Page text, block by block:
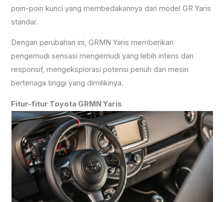
poin-poin kunci yang membedakannya dari model GR Yaris
standar.
Dengan perubahan ini, GRMN Yaris memberikan
pengemudi sensasi mengemudi yang lebih intens dan
responsif, mengeksplorasi potensi penuh dari mesin
bertenaga tinggi yang dimilikinya.
Fitur-fitur Toyota GRMN Yaris